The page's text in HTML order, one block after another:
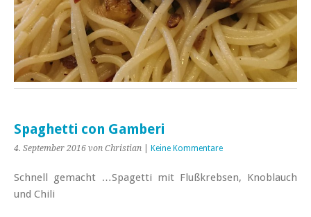
Spaghetti con Gamberi
4. September 2016 von Christian Keine Kommentare
Schnell gemacht …Spagetti mit Flußkrebsen, Knoblauch
und Chili